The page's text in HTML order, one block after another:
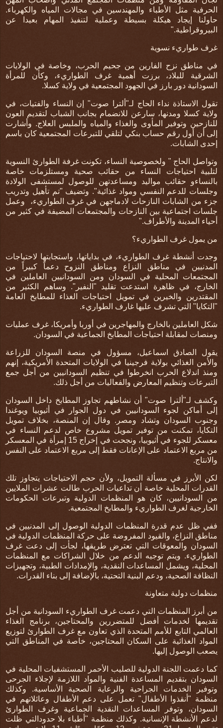
الحرفية مثل الأطباء والمهندسين في مجالات المياه والكهرباء.
حاولنا إيجاد هيكلة بسيطة وعملية لتنفيذ المهام بعيدا عن
البيروقراطية".
غرف طواريء نسوية
في مناطق نزح الفارين من جحيم الحرب، وخاصة في الولايات
الشرقية للبلاد، برزت أهمية غرف الطواريء، وكأن للمرأة
السودانية دور بارز في الجهود المجتمعية في ولاية كسلا.
تقول الاستاذة نداء الحاج لـ"ألترا صوت" إن النساء والفتيات، في
ولاية كسلا ومدنها، سارعن للانضمام بجانب الشباب لتقديم العون
للنازحين وتوفير المأوى والغذاء والمياه والملبس العلاج. وأشارت
إلى أن أول رقم حساب بنكي لتلقي للتبرعات المجتمعية كان باسم
إحدى الشابات.
وتواصل الحاج " ولخصوصية النساء، تكونت غرفة الطوارئ النسوية
لتلبية احتياجات النساء من حقائب صحية ومستلزمات خاصة
بالنساءو حقائب مواليد ومساعدتهن للوصول لمستشفى الولادة
وجلسات للدعم النفسي ومواد غذائية". وتضيف "تم تأهيل وتدريب
جزء من الشابات النازحات لادماجهن في غرف الطواريء،
وعمل
جلسات اجتماعية بين النازحات والمجتمعات المضيفة في كثير من
أحياء المدينة والأطراف".
من يمول غرف الطواريء؟
وجدت أنشطة غرف الطواريء، في بداياتها، واستجابتها لاحتياجات
المدنيين في مناطق النزاع ومناطق النزوح دعماً كبيراً من
المجتمعات المحلية في السودان ومن السودانيين العاملين في
الخارج، في ظاهرة استدعت تقليد "النفير". وساهم الكثير من
المقتدرين والخيرين في تمويل احتياجات الغذاء للمطابخ العامة
"التكايا" التي تشرف عليها غارف الطواريء.
شكل العاملين بالخارج والمهاجرين في أوربا وأمريكا، غرف عمليات
ومنصات لمقابلة احتياجات المطابخ الجماعية في السودان.
يقول الصادق اسماعيل، مسؤول في منصة السودان للزراعة
والأمن الغذائي بولاية فرجينيا في الولايات المتحدة الأمريكية، إنهم
ومنذ اندلاع الحرب انخرطوا في تنظيم السودانيين من أجل جمع
التبرعات وتنظيم المعارض والفعاليات من أجل ذلك.
وكشف لـ"ألترا صوت" أن نشاطهم تجاوز المطابخ داخل السودان
إلى أماكن لجوء السودانيين في دول الجوار في أثيوبيا ويوغندا
وجنوب السودان وتشاد ومصر. وقال إن المنصة، بخلاف تمويل
التكايا، تمكنت من توفير تمويل مشروع خاص لدعم النساء في
معسكر للجوء في أثيوبيا، ونجحت في إخراج 15 إمرأة في المعسكر
من مربع الاعتماد على الإعانات فقط إلى مربع الاعتماد على النفس
والانتاج.
لكن الأبرز في مسألة التمويل، ولأن حجم الاحتياجات يتجاوز تلك
القدرات المحلية خاصة أن تداعيات الحرب طالت عشرات الملايين
من السودانيين، كان هو المنظمات الدولية وتبرعات الحكومات
الخارجية لغرف الطواريء والمطابخ المجتمعية.
ففي ظل عدم قدرة المنظمات الدولية الوصول إلى المدنيين في
مناطق النزاع، والقيود المفروضة على حركة المنظمات الدولية في
السودان والمعوقات التي تعترض طريقها، لجأت إلى دعت غرف
الطواريء. ويتم توجيه الدعم من خلال الشراكات مع المنظمات
المحلية، ويشمل المساعدات النقدية، والإمدادات الطبية، وتجهيزات
النظافة الصحية، ودعم البنية التحتية، بالإضافة إلى بناء القدرات.
منظمات دولية متعاونة
من أبرز المنظمات التي دعمت غرف الطواريء السودانية من أجل
تقديمها لخدمات أفضل للمتضررين والمحتاجين، برنامج الغذاء
العالمي التابع للأمم المتحدة الذي تعاون مع غرف الطوارئ لتوزيع
المواد الغذائية على السكان المحتاجين، خاصة في المناطق التي
يصعب الوصول إليها.
كما دعمت اللجنة الدولية للصليب الأحمر المستشفيات المحلية في
السودان بتقديم المساعدة الفنية والمواد اللازمة لإجلاء الجرحى
وتوفير الخدمات الجراحية والرعاية الصحية الأساسية. وكذلك
منظمة "أنقذوا الأطفال" تعمل على دعم الأطفال وعائلاتهم في
السودان، وتوفر المساعدات النقدية الجماعية وغرف الطوارئ
لدعم الأنشطة الإنسانية. وكذلك منظمة "أطباء بلا حدودالتي ظلت